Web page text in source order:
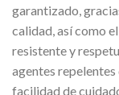
garantizado,
calidad, así como
resistente y
agentes repelentes
facilidad de